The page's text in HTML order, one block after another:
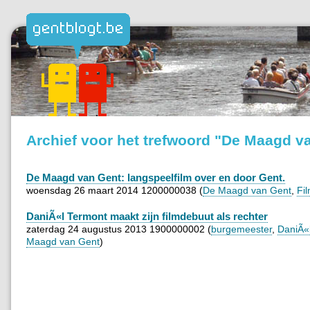
Archief voor het trefwoord "De Maagd
De Maagd van Gent: langspeelfilm over en door Gent.
woensdag 26 maart 2014 1200000038 (De Maagd van Gent
DaniÃ«l Termont maakt zijn filmdebuut als rechter
zaterdag 24 augustus 2013 1900000002 (burgemeester,
Maagd van Gent)